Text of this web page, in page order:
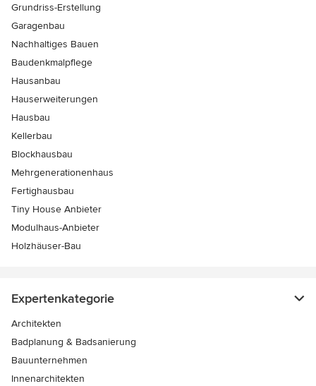
Grundriss-Erstellung
Garagenbau
Nachhaltiges Bauen
Baudenkmalpflege
Hausanbau
Hauserweiterungen
Hausbau
Kellerbau
Blockhausbau
Mehrgenerationenhaus
Fertighausbau
Tiny House Anbieter
Modulhaus-Anbieter
Holzhäuser-Bau
Expertenkategorie
Architekten
Badplanung & Badsanierung
Bauunternehmen
Innenarchitekten